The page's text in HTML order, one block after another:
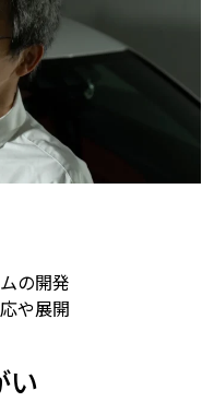
の開発
や展開
い